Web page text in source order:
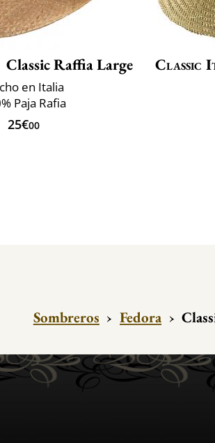
Classic Raffia Large
en Italia
Paja Rafia
25€00
Classic
Sombreros › Fedora ›